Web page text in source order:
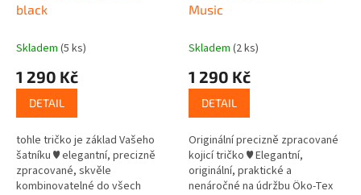
black
Skladem (5 ks)
1 290 Kč
DETAIL
tohle tričko je základ Vašeho
šatníku ♥ elegantní, precizně
zpracované, skvěle
kombinovatelné do všech
Music
Skladem (2 ks)
1 290 Kč
DETAIL
Originální precizně zpracované
kojicí tričko ♥ Elegantní,
originální, praktické a
nenáročné na údržbu Öko-Tex